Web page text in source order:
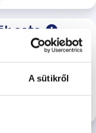
A sütikről
este
Ft/Alkalom